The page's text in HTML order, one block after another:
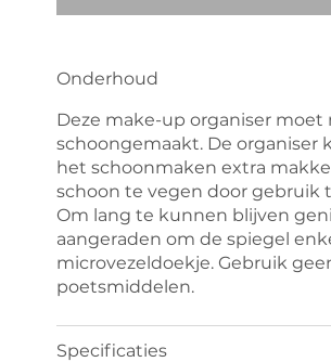
Onderhoud
Deze make-up organiser
schoongemaakt. De organiser
het schoonmaken extra
schoon te vegen door gebruik
Om lang te kunnen blijven
aangeraden om de spiegel
microvezeldoekje. Gebruik
poetsmiddelen.
Specificaties